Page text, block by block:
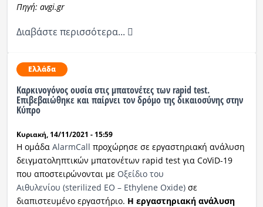
Πηγή: avgi.gr
Διαβάστε περισσότερα...
Ελλάδα
Καρκινογόνος ουσία στις μπατονέτες των rapid test.
Επιβεβαιώθηκε και παίρνει τον δρόμο της δικαιοσύνης στην
Κύπρο
Κυριακή, 14/11/2021 - 15:59
Η ομάδα AlarmCall προχώρησε σε εργαστηριακή ανάλυση
δειγματοληπτικών μπατονέτων rapid test για CoViD-19
που αποστειρώνονται με Οξείδιο του
Αιθυλενίου (sterilized ΕΟ – Ethylene Oxide) σε
διαπιστευμένο εργαστήριο. Η εργαστηριακή ανάλυση